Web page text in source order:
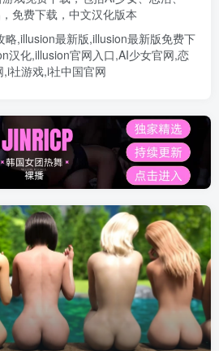
免费下载，中文汉化版本
略,illusion最新版,illusion最新版免费下
汉化,illusion官网入口,AI少女官网,恋
,i社游戏,i社中国官网